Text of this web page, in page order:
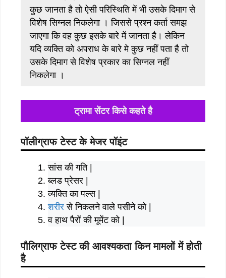
कुछ जानता है तो ऐसी परिस्थिति में भी उसके दिमाग से
विशेष सिग्नल निकलेगा । जिससे प्रश्न कर्ता समझ
जाएगा कि वह कुछ इसके बारे में जानता है। लेकिन
यदि ‌‌‌व्यक्ति को अपराध के बारे मे कुछ नहीं पता है तो
उसके दिमाग से विशेष प्रकार का सिग्नल नहीं
निकलेगा ।
ट्रामा सेंटर किसे कहते है
पॉलीग्राफ टेस्ट के मेजर पॉइंट
सांस की गति |
ब्लड प्रेसर |
व्यक्ति का पल्स |
शरीर से निकलने वाले पसीने को |
व हाथ पैरों की मूमेंट को |
‌‌‌पौलिग्राफ टेस्ट की आवश्यकता किन मामलों में होती
है